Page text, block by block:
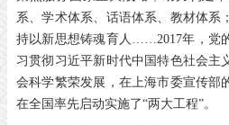
系、学术体系、话语体系、教材体系
持以新思想铸魂育人……2017年，党
习贯彻习近平新时代中国特色社会主
会科学繁荣发展，在上海市委宣传部
在全国率先启动实施了“两大工程”。